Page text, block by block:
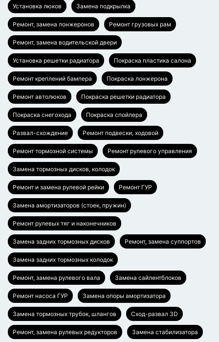
Установка люков Замена подкрылка
Ремонт, замена лонжеронов Ремонт грузовых рам
Ремонт, замена водительской двери
Установка решетки радиатора Покраска пластика салона
Ремонт креплений бампера Покраска лонжерона
Ремонт автолюков Покраска решетки радиатора
Покраска снегохода Покраска спойлера
Развал-схождение Ремонт подвески, ходовой
Ремонт тормозной системы Ремонт рулевого управления
Замена тормозных дисков, колодок
Ремонт и замена рулевой рейки Ремонт ГУР
Замена амортизаторов (стоек, пружин)
Ремонт рулевых тяг и наконечников
Замена задних тормозных дисков Ремонт, замена суппортов
Замена задних тормозных колодок
Ремонт, замена рулевого вала Замена сайлентблоков
Ремонт насоса ГУР Замена опоры амортизатора
Замена тормозных трубок, шлангов Сход-развал 3D
Ремонт, замена рулевых редукторов Замена стабилизатора